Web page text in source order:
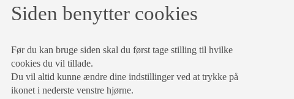
Ekstraudstyr
med vinduespanel
2,5 m
Siden benytter cookies
Før du kan bruge siden skal du først tage stilling til hvilke
cookies du vil tillade.
Du vil altid kunne ændre dine indstillinger ved at trykke på
ikonet i nederste venstre hjørne.